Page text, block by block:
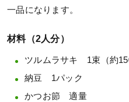
一品になります。
材料（2人分）
ツルムラサキ 1束（約
納豆 1パック
かつお節 適量